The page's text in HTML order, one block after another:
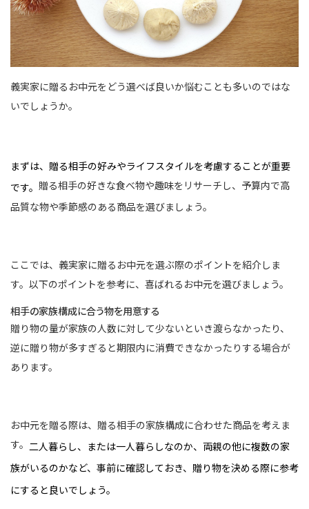
義実家に贈るお中元をどう選べば良いか悩むことも多いのではな
いでしょうか。
まずは、贈る相手の好みやライフスタイルを考慮することが重要
です。 贈る相手の好きな食べ物や趣味をリサーチし、予算内で高
品質な物や季節感のある商品を選びましょう。
ここでは、義実家に贈るお中元を選ぶ際のポイントを紹介しま
す。以下のポイントを参考に、喜ばれるお中元を選びましょう。
相手の家族構成に合う物を用意する
贈り物の量が家族の人数に対して少ないといき渡らなかったり、
逆に贈り物が多すぎると期限内に消費できなかったりする場合が
あります。
お中元を贈る際は、贈る相手の家族構成に合わせた商品を考えま
す。 二人暮らし、または一人暮らしなのか、両親の他に複数の家
族がいるのかなど、事前に確認しておき、贈り物を決める際に参考
にすると良いでしょう。